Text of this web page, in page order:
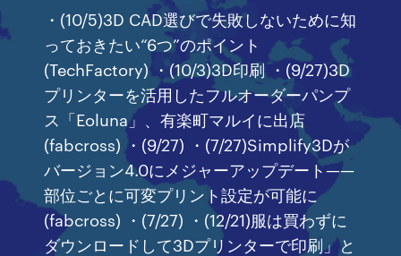
・(10/5)3D CAD選びで失敗しないために知
っておきたい“6つ”のポイント
(TechFactory) ・(10/3)3D印刷 ・(9/27)3D
プリンターを活用したフルオーダーパンプ
ス「Eoluna」、有楽町マルイに出店
(fabcross) ・(9/27) ・(7/27)Simplify3Dが
バージョン4.0にメジャーアップデート——
部位ごとに可変プリント設定が可能に
(fabcross) ・(7/27) ・(12/21)服は買わずに
ダウンロードして3Dプリンターで印刷」と